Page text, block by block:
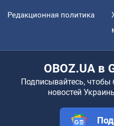
Редакционная политика
OBOZ.UA в
Подписывайтесь, чтобы
новостей